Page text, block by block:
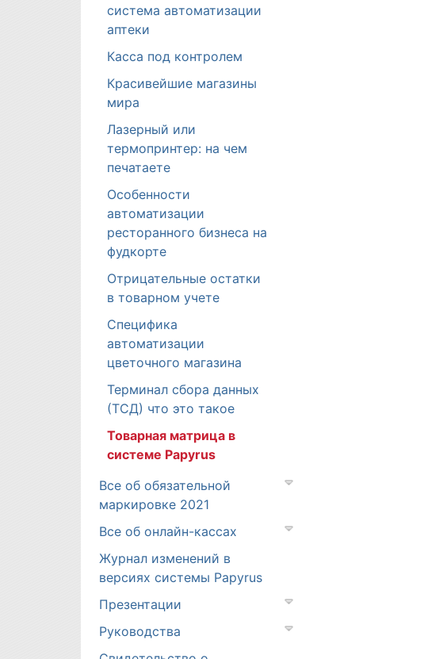
система автоматизации
аптеки
Касса под контролем
Красивейшие магазины
мира
Лазерный или
термопринтер: на чем
печатаете
Особенности
автоматизации
ресторанного бизнеса на
фудкорте
Отрицательные остатки
в товарном учете
Специфика
автоматизации
цветочного магазина
Терминал сбора данных
(ТСД) что это такое
Товарная матрица в
системе Papyrus
Все об обязательной
маркировке 2021
Все об онлайн-кассах
Журнал изменений в
версиях системы Papyrus
Презентации
Руководства